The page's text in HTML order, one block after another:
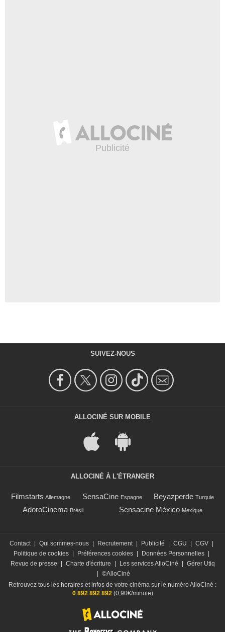
SUIVEZ-NOUS
ALLOCINÉ SUR MOBILE
ALLOCINÉ À L'ÉTRANGER
Filmstarts Allemagne SensaCine Espagne Beyazperde Turquie
AdoroCinema Brésil Sensacine México Mexique
Contact Qui sommes-nous Recrutement Publicité CGU CGV
Politique de cookies
Préférences cookies Données Personnelles
Revue de presse
Charte d'écriture Les services AlloCiné
Gérer Utiq
©AlloCiné
Retrouvez tous les horaires et infos de votre cinéma sur le numéro AlloCiné :
0 892 892 892(0,90€/minute)